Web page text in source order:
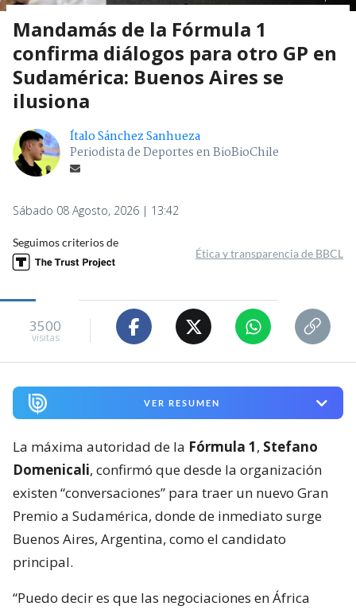
Mandamás de la Fórmula 1
confirma diálogos para otro GP en
Sudamérica: Buenos Aires se
ilusiona
Ítalo Sánchez Sanhueza
Periodista de Deportes en BioBioChile
Sábado 08 Agosto, 2026 | 13:42
Seguimos criterios de
Ética y transparencia de BBCL
3500
visitas
VER RESUMEN
La máxima autoridad de la Fórmula 1, Stefano
Domenicali, confirmó que desde la organización
existen “conversaciones” para traer un nuevo Gran
Premio a Sudamérica, donde de inmediato surge
Buenos Aires, Argentina, como el candidato
principal.
“Puedo decir es que las negociaciones en África